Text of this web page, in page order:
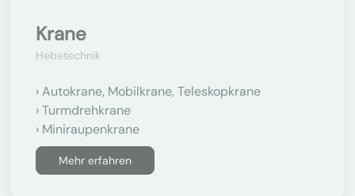
Krane
Hebetechnik
Autokrane, Mobilkrane, Teleskopkrane
Turmdrehkrane
Miniraupenkrane
Mehr erfahren